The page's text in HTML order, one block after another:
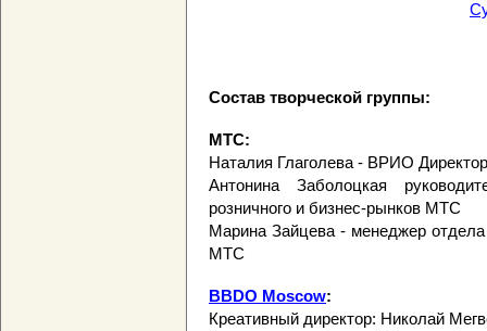
Состав творческой группы:
МТС:
Наталия Глаголева - ВРИО
Антонина Заболоцкая
розничного и бизнес-рынков МТС
Марина Зайцева - менеджер отдела
МТС
BBDO Moscow:
Креативный директор: Николай